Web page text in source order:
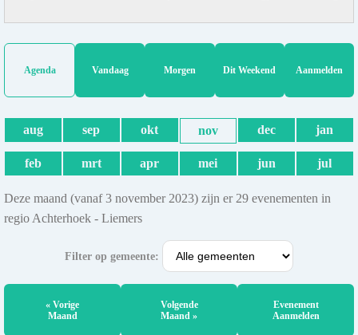
Agenda Vandaag Morgen Dit Weekend Aanmelden
aug sep okt nov dec jan
feb mrt apr mei jun jul
Deze maand (vanaf 3 november 2023) zijn er 29 evenementen in
regio Achterhoek - Liemers
Filter op gemeente:
« Vorige
Maand
Volgende
Maand »
Evenement
Aanmelden